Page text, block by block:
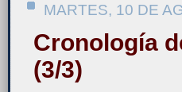
MARTES, 10 DE
Cronología
(3/3)